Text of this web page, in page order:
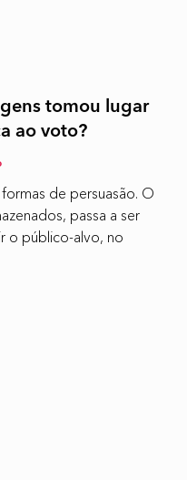
tomou lugar
ao voto?
de persuasão. O
passa a ser
o público-alvo, no